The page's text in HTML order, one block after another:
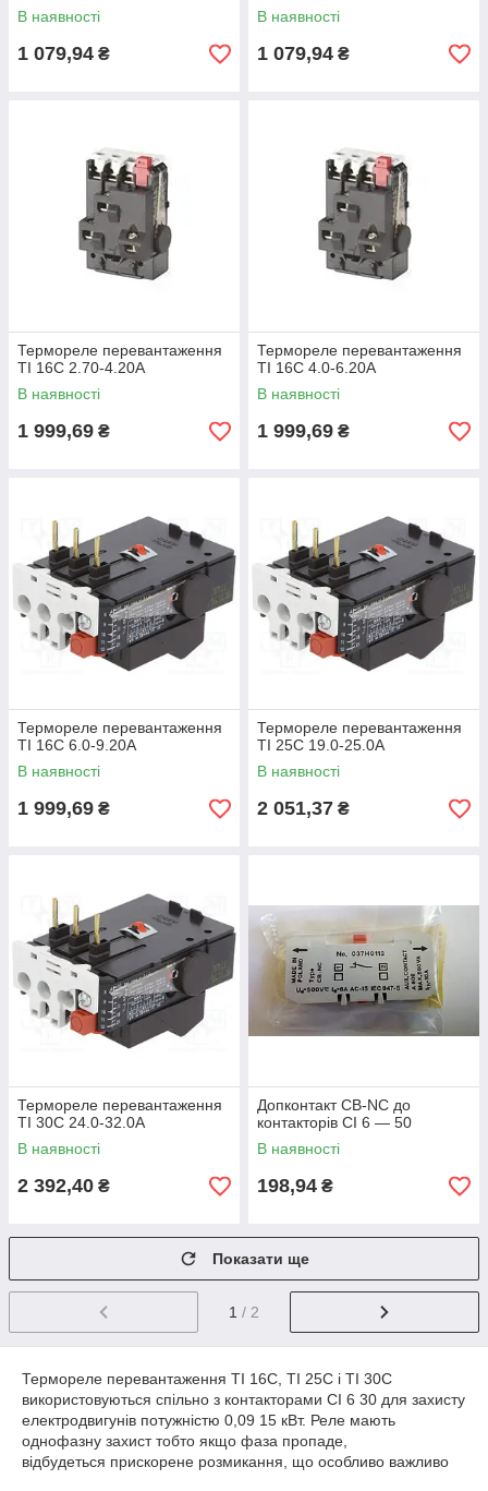
В наявності
1 079,94 ₴
В наявності
1 079,94 ₴
Термореле перевантаження
TI 16C 2.70-4.20A
В наявності
1 999,69 ₴
Термореле перевантаження
TI 16C 4.0-6.20A
В наявності
1 999,69 ₴
Термореле перевантаження
TI 16C 6.0-9.20A
В наявності
1 999,69 ₴
Термореле перевантаження
TI 25C 19.0-25.0A
В наявності
2 051,37 ₴
Термореле перевантаження
TI 30C 24.0-32.0A
В наявності
2 392,40 ₴
Допконтакт CB-NC до
контакторів CI 6 — 50
В наявності
198,94 ₴
Показати ще
1 / 2
Термореле перевантаження TI 16C, TI 25C і TI 30C
використовуються спільно з контакторами CI 6 30 для захисту
електродвигунів потужністю 0,09 15 кВт. Реле мають
однофазну захист тобто якщо фаза пропаде,
відбудеться прискорене розмикання, що особливо важливо